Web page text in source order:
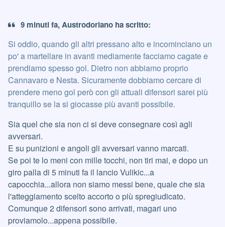
9 minuti fa, Austrodoriano ha scritto:
Si oddio, quando gli altri pressano alto e incominciano un
po' a martellare in avanti mediamente facciamo cagate e
prendiamo spesso gol. Dietro non abbiamo proprio
Cannavaro e Nesta. Sicuramente dobbiamo cercare di
prendere meno gol però con gli attuali difensori sarei più
tranquillo se la si giocasse più avanti possibile.
Sia quel che sia non ci si deve consegnare così agli
avversari.
E su punizioni e angoli gli avversari vanno marcati.
Se poi te lo meni con mille tocchi, non tiri mai, e dopo un
giro palla di 5 minuti fa il lancio Vulikic...a
capocchia...allora non siamo messi bene, quale che sia
l'atteggiamento scelto accorto o più spregiudicato.
Comunque 2 difensori sono arrivati, magari uno
proviamolo...appena possibile.